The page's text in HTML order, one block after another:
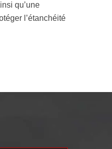
qu’une
l’étanchéité